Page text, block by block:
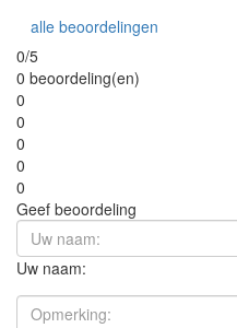
alle beoordelingen
0/5
0 beoordeling(en)
0
0
0
0
0
Geef beoordeling
Uw naam: